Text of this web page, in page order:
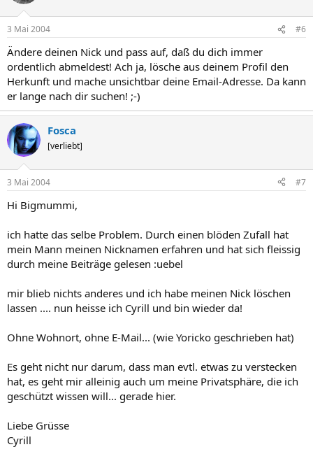
3 Mai 2004 #6
Ändere deinen Nick und pass auf, daß du dich immer
ordentlich abmeldest! Ach ja, lösche aus deinem Profil den
Herkunft und mache unsichtbar deine Email-Adresse. Da kann
er lange nach dir suchen! ;-)
Fosca
[verliebt]
3 Mai 2004 #7
Hi Bigmummi,
ich hatte das selbe Problem. Durch einen blöden Zufall hat
mein Mann meinen Nicknamen erfahren und hat sich fleissig
durch meine Beiträge gelesen :uebel
mir blieb nichts anderes und ich habe meinen Nick löschen
lassen .... nun heisse ich Cyrill und bin wieder da!
Ohne Wohnort, ohne E-Mail... (wie Yoricko geschrieben hat)
Es geht nicht nur darum, dass man evtl. etwas zu verstecken
hat, es geht mir alleinig auch um meine Privatsphäre, die ich
geschützt wissen will... gerade hier.
Liebe Grüsse
Cyrill